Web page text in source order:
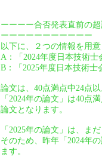
ーーーー合否発表直前の
ーーーーーーーーーーー
以下に、２つの情報を用意
A：「2024年度日本技術士
B：「2025年度日本技術士
論文は、40点満点中24点
「2024年の論文」は40点
論文となります。
「2025年の論文」は、ま
そのため、昨年「2024年
ます。